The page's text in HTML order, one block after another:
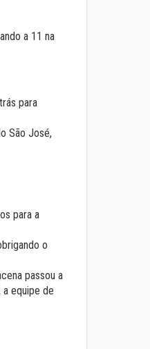
a 11 na
para
São José,
para a
o
passou a
equipe de